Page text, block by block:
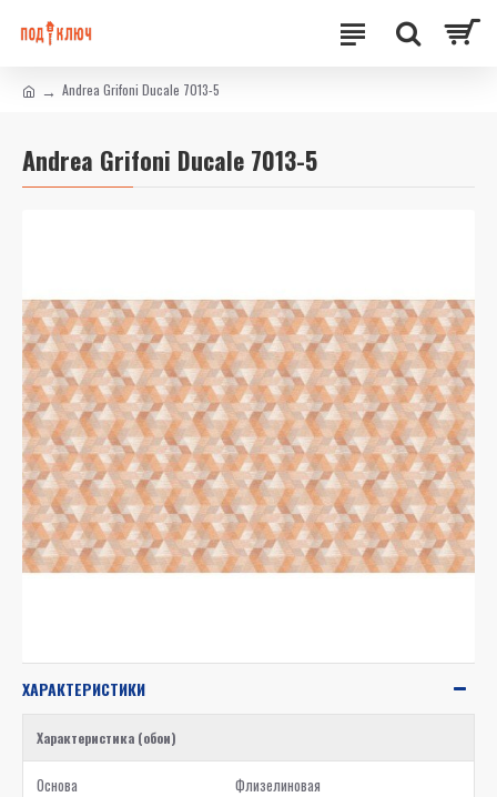
Andrea Grifoni Ducale 7013-5
Andrea Grifoni Ducale 7013-5
ХАРАКТЕРИСТИКИ
Характеристика (обои)
Основа Флизелиновая